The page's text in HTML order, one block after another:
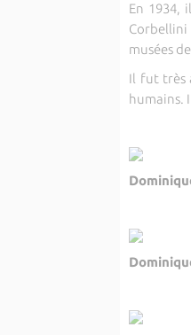
En 1934,
Corbellini
musées
Il fut très
humains.